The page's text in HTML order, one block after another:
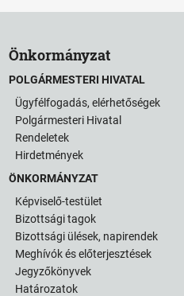
Önkormányzat
POLGÁRMESTERI HIVATAL
Ügyfélfogadás, elérhetőségek
Polgármesteri Hivatal
Rendeletek
Hirdetmények
ÖNKORMÁNYZAT
Képviselő-testület
Bizottsági tagok
Bizottsági ülések, napirendek
Meghívók és előterjesztések
Jegyzőkönyvek
Határozatok